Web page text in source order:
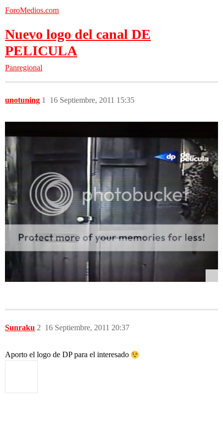
ForoMedios.com
Nuevo logo del canal DE
PELICULA
Panregional
unotuning 16 Septiembre, 2011 15:35
1
Sunraku 16 Septiembre, 2011 20:37
2
Aporto el logo de DP para el interesado